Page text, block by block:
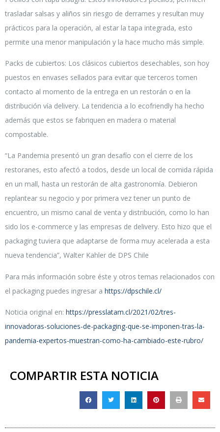
trasladar salsas y aliños sin riesgo de derrames y resultan muy
prácticos para la operación, al estar la tapa integrada, esto
permite una menor manipulación y la hace mucho más simple.
Packs de cubiertos: Los clásicos cubiertos desechables, son hoy
puestos en envases sellados para evitar que terceros tomen
contacto al momento de la entrega en un restorán o en la
distribución vía delivery. La tendencia a lo ecofriendly ha hecho
además que estos se fabriquen en madera o material
compostable.
“La Pandemia presentó un gran desafío con el cierre de los
restoranes, esto afectó a todos, desde un local de comida rápida
en un mall, hasta un restorán de alta gastronomía. Debieron
replantear su negocio y por primera vez tener un punto de
encuentro, un mismo canal de venta y distribución, como lo han
sido los e-commerce y las empresas de delivery. Esto hizo que el
packaging tuviera que adaptarse de forma muy acelerada a esta
nueva tendencia”, Walter Kahler de DPS Chile
Para más información sobre éste y otros temas relacionados con
el packaging puedes ingresar a https://dpschile.cl/
Noticia original en: https://presslatam.cl/2021/02/tres-
innovadoras-soluciones-de-packaging-que-se-imponen-tras-la-
pandemia-expertos-muestran-como-ha-cambiado-este-rubro/
COMPARTIR ESTA NOTICIA